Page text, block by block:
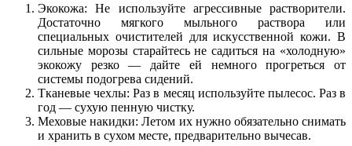
Экокожа: Не используйте агрессивные растворители.
Достаточно мягкого мыльного раствора или
специальных очистителей для искусственной кожи. В
сильные морозы старайтесь не садиться на «холодную»
экокожу резко — дайте ей немного прогреться от
системы подогрева сидений.
Тканевые чехлы: Раз в месяц используйте пылесос. Раз в
год — сухую пенную чистку.
Меховые накидки: Летом их нужно обязательно снимать
и хранить в сухом месте, предварительно вычесав.